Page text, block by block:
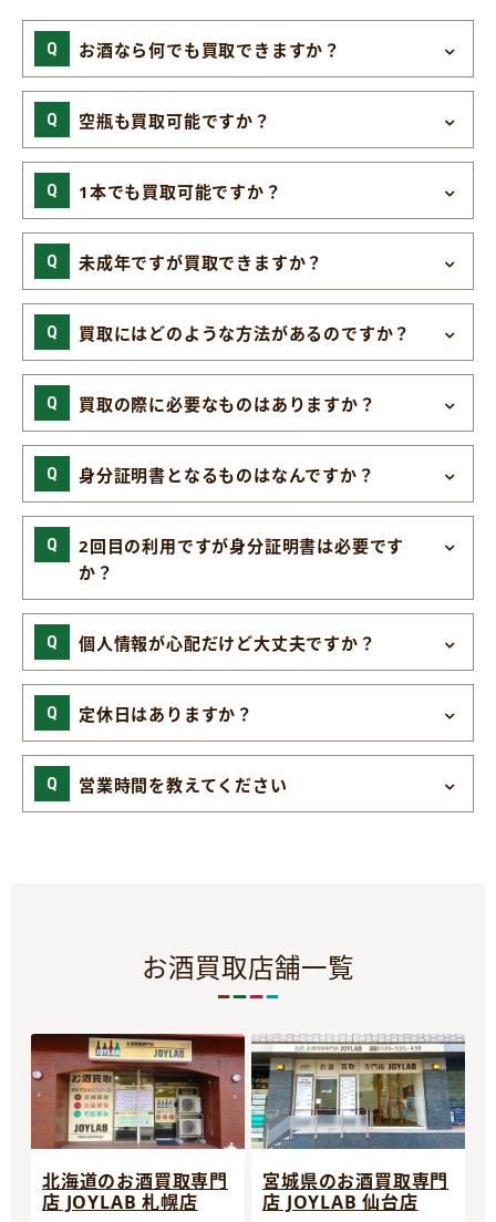
お酒なら何でも買取できますか？
空瓶も買取可能ですか？
1本でも買取可能ですか？
未成年ですが買取できますか？
買取にはどのような方法があるのですか？
買取の際に必要なものはありますか？
身分証明書となるものはなんですか？
2回目の利用ですが身分証明書は必要です
か？
個人情報が心配だけど大丈夫ですか？
定休日はありますか？
営業時間を教えてください
お酒買取店舗一覧
北海道のお酒買取専門
店 JOYLAB 札幌店
宮城県のお酒買取専門
店 JOYLAB 仙台店